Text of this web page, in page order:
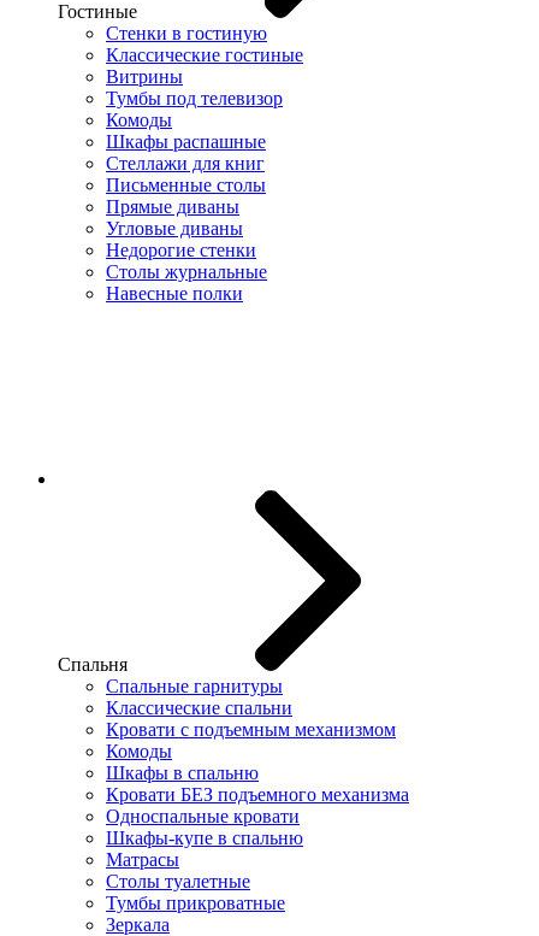
Гостиные
Стенки в гостиную
Классические гостиные
Витрины
Тумбы под телевизор
Комоды
Шкафы распашные
Стеллажи для книг
Письменные столы
Прямые диваны
Угловые диваны
Недорогие стенки
Столы журнальные
Навесные полки
Спальня
Спальные гарнитуры
Классические спальни
Кровати с подъемным механизмом
Комоды
Шкафы в спальню
Кровати БЕЗ подъемного механизма
Односпальные кровати
Шкафы-купе в спальню
Матрасы
Столы туалетные
Тумбы прикроватные
Зеркала